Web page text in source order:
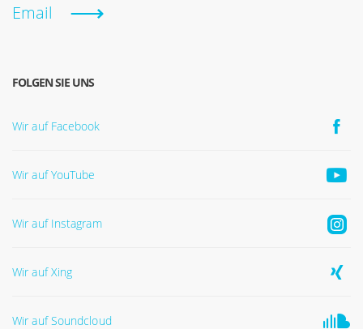
Email
FOLGEN SIE UNS
Wir auf Facebook
Wir auf YouTube
Wir auf Instagram
Wir auf Xing
Wir auf Soundcloud